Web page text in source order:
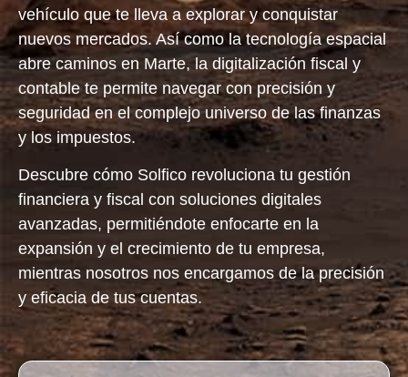
vehículo que te lleva a explorar y conquistar
nuevos mercados. Así como la tecnología espacial
abre caminos en Marte, la digitalización fiscal y
contable te permite navegar con precisión y
seguridad en el complejo universo de las finanzas
y los impuestos.
Descubre cómo Solfico revoluciona tu gestión
financiera y fiscal con soluciones digitales
avanzadas, permitiéndote enfocarte en la
expansión y el crecimiento de tu empresa,
mientras nosotros nos encargamos de la precisión
y eficacia de tus cuentas.